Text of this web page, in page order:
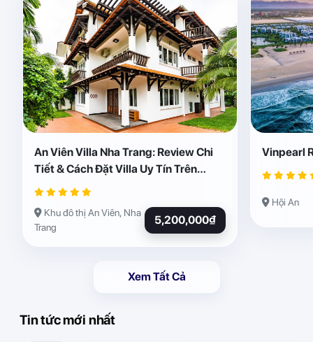
An Viên Villa Nha Trang: Review Chi
Tiết & Cách Đặt Villa Uy Tín Trên
Abogo
Khu đô thị An Viên, Nha
Trang
5,200,000₫
Vinpearl
Hội An
Xem Tất Cả
Tin tức mới nhất